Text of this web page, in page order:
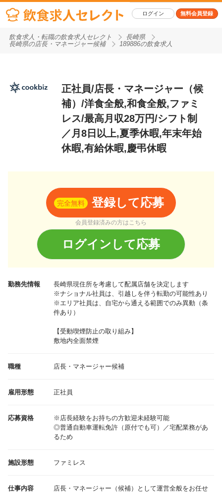
ログイン 無料会員登録
飲食求人・転職の飲食求人セレクト
長崎県
長崎県の店長・マネージャー候補
189886の飲食求人
正社員/店長・マネージャー（候
補）/洋食全般,和食全般,ファミ
レス/最高月収28万円/シフト制
／月8日以上,夏季休暇,年末年始
休暇,有給休暇,慶弔休暇
完全無料 登録して応募
会員登録済みの方はこちら
ログインして応募
勤務先情報 長崎県現住所を考慮して配属店舗を決定します
※ナショナル社員は、引越しを伴う転勤の可能性あり
※エリア社員は、自宅から通える範囲でのみ異動（条
件あり）
【受動喫煙防止の取り組み】
敷地内全面禁煙
職種 店長・マネージャー候補
雇用形態 正社員
応募資格
※店長経験をお持ちの方歓迎未経験可能
◎普通自動車運転免許（原付でも可）／宅配業務があ
るため
施設形態 ファミレス
仕事内容
店長・マネージャー（候補）として運営全般をお任せ